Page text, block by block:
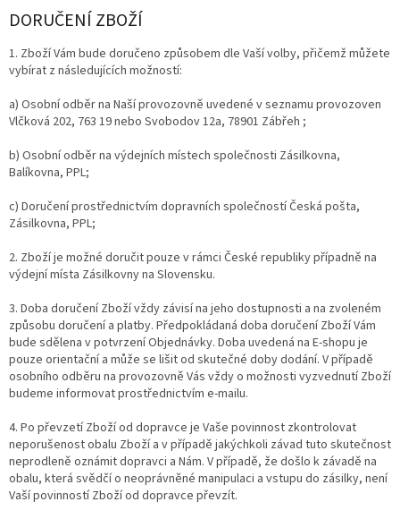
DORUČENÍ ZBOŽÍ
1. Zboží Vám bude doručeno způsobem dle Vaší volby, přičemž můžete
vybírat z následujících možností:
a) Osobní odběr na Naší provozovně uvedené vseznamu provozoven
Vlčková 202, 763 19 nebo Svobodov 12a, 78901 Zábřeh ;
b) Osobní odběr na výdejních místech společnosti Zásilkovna,
Balíkovna, PPL;
c) Doručení prostřednictvím dopravních společnostíČeská pošta,
Zásilkovna, PPL;
2. Zboží je možné doručit pouze v rámci České republiky případně na
výdejní místa Zásilkovny na Slovensku.
3. Doba doručení Zboží vždy závisí na jeho dostupnosti a na zvoleném
způsobu doručení a platby. Předpokládaná doba doručení Zboží Vám
bude sdělena v potvrzení Objednávky. Doba uvedená na E-shopu je
pouze orientační a může se lišit od skutečné doby dodání. V případě
osobního odběru na provozovně Vás vždy o možnosti vyzvednutí Zboží
budeme informovat prostřednictvím e-mailu.
4. Po převzetí Zboží od dopravce je Vaše povinnost zkontrolovat
neporušenost obalu Zboží a v případě jakýchkoli závad tuto skutečnost
neprodleně oznámit dopravci a Nám. V případě, že došlo k závadě na
obalu, která svědčí o neoprávněné manipulaci a vstupu do zásilky, není
Vaší povinností Zboží od dopravce převzít.